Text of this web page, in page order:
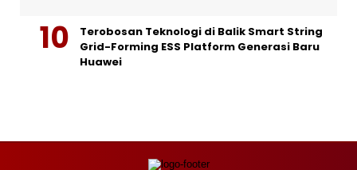
Terobosan Teknologi di Balik Smart String
Grid-Forming ESS Platform Generasi Baru
Huawei